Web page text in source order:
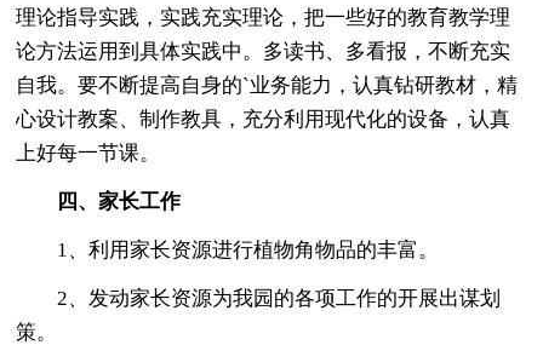
理论指导实践，实践充实理论，把一些好的教育教学理
论方法运用到具体实践中。多读书、多看报，不断充实
自我。要不断提高自身的`业务能力，认真钻研教材，精
心设计教案、制作教具，充分利用现代化的设备，认真
上好每一节课。
四、家长工作
1、利用家长资源进行植物角物品的丰富。
2、发动家长资源为我园的各项工作的开展出谋划
策。